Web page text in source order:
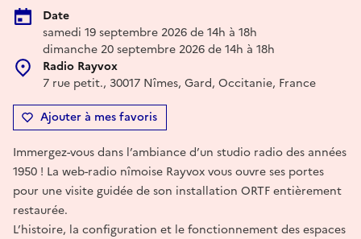
Date
samedi 19 septembre 2026 de 14h à 18h
dimanche 20 septembre 2026 de 14h à 18h
Radio Rayvox
7 rue petit., 30017 Nîmes, Gard, Occitanie, France
Ajouter à mes favoris
Immergez-vous dans l’ambiance d’un studio radio des années
1950 ! La web-radio nîmoise Rayvox vous ouvre ses portes
pour une visite guidée de son installation ORTF entièrement
restaurée.
L’histoire, la configuration et le fonctionnement des espaces